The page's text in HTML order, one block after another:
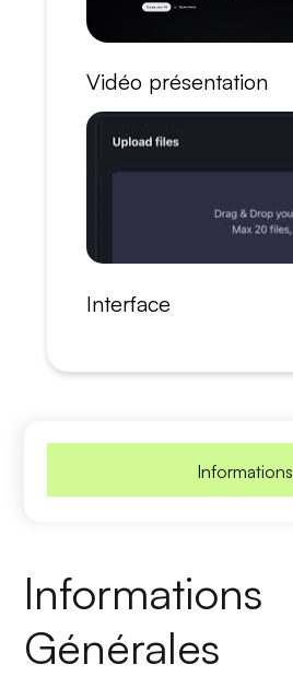
Vidéo présentation
Interface
Informations
Informations
Générales